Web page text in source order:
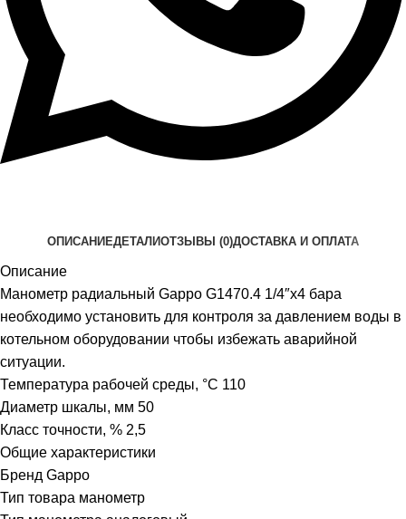
ОПИСАНИЕДЕТАЛИОТЗЫВЫ (0)ДОСТАВКА И ОПЛАТА
Описание
Манометр радиальный Gappo G1470.4 1/4″х4 бара
необходимо установить для контроля за давлением воды в
котельном оборудовании чтобы избежать аварийной
ситуации.
Температура рабочей среды, °C 110
Диаметр шкалы, мм 50
Класс точности, % 2,5
Общие характеристики
Бренд Gappo
Тип товара манометр